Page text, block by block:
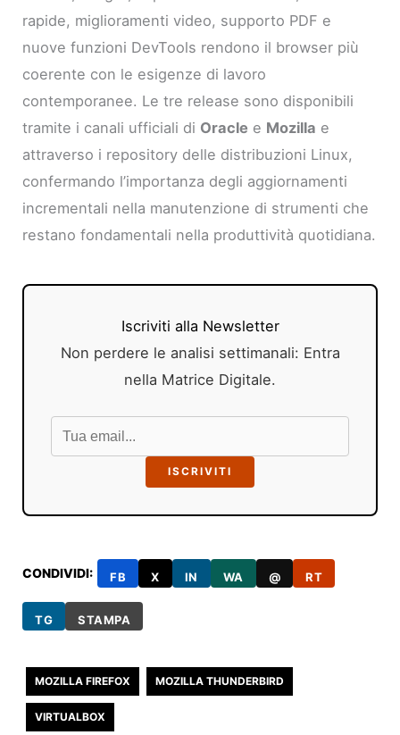
rapide, miglioramenti video, supporto PDF e
nuove funzioni DevTools rendono il browser più
coerente con le esigenze di lavoro
contemporanee. Le tre release sono disponibili
tramite i canali ufficiali di Oracle e Mozilla e
attraverso i repository delle distribuzioni Linux,
confermando l’importanza degli aggiornamenti
incrementali nella manutenzione di strumenti che
restano fondamentali nella produttività quotidiana.
Iscriviti alla Newsletter
Non perdere le analisi settimanali: Entra
nella Matrice Digitale.
ISCRIVITI
CONDIVIDI: FB X IN WA @ RT
TG STAMPA
MOZILLA FIREFOX MOZILLA THUNDERBIRD
VIRTUALBOX